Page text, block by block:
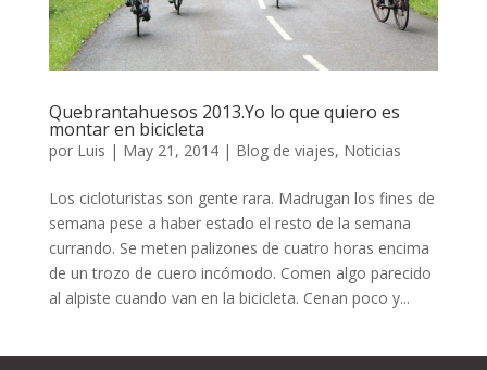
Quebrantahuesos 2013.Yo lo que quiero es
montar en bicicleta
por Luis | May 21, 2014| Blog de viajes, Noticias
Los cicloturistas son gente rara. Madrugan los fines de
semana pese a haber estado el resto de la semana
currando. Se meten palizones de cuatro horas encima
de un trozo de cuero incómodo. Comen algo parecido
al alpiste cuando van en la bicicleta. Cenan poco y...